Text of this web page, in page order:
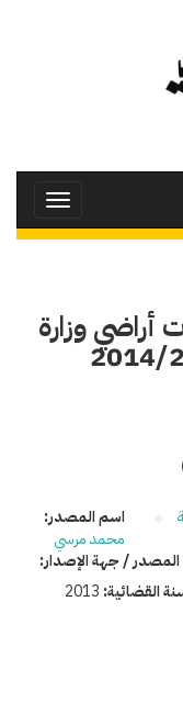
Toggle
وزارة
القضائية: 2013
اسم المصدر:
محمد مرسي
/ جهة الإصدار: